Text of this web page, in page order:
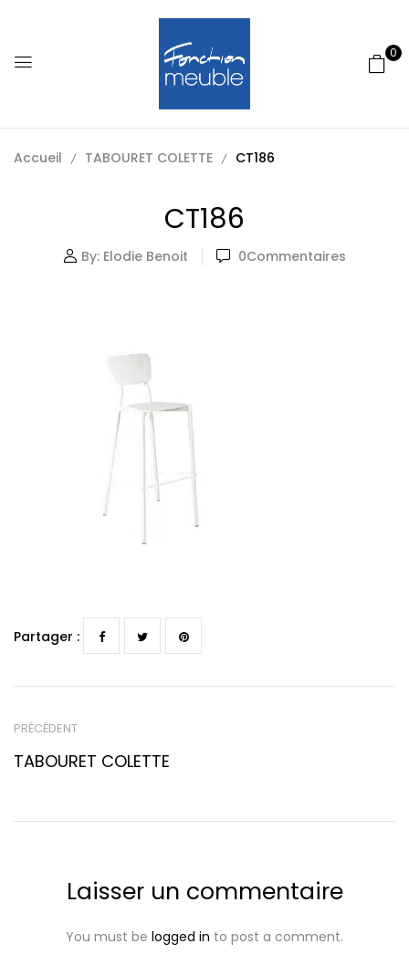
0
Accueil TABOURET COLETTE CT186
CT186
By: Elodie Benoit 0Commentaires
Partager :
PRÉCÉDENT
TABOURET COLETTE
Laisser un commentaire
You must be logged in to post a comment.